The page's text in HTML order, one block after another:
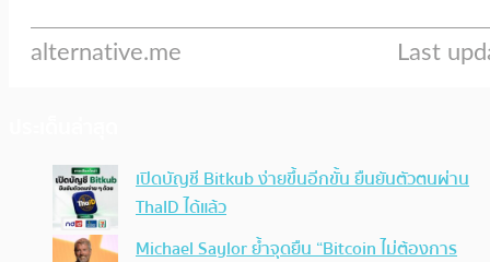
เปิดบัญชี Bitkub ง่ายขึ้นอีกขั้น ยืนยันตัวตนผ่าน
ThaID ได้แล้ว
Michael Saylor ย้ำจุดยืน “Bitcoin ไม่ต้องการ